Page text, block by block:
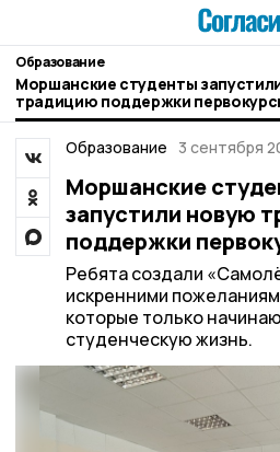
Образование
Моршанские студенты
традицию поддержки
Образование
3 сентября
Моршанские
запустили новую
поддержки
Ребята создали
искренними
которые только
студенческую жизнь.